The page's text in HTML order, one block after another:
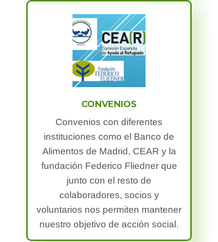
CONVENIOS
Convenios con diferentes
instituciones como el Banco de
Alimentos de Madrid, CEAR y la
fundación Federico Fliedner que
junto con el resto de
colaboradores, socios y
voluntarios nos permiten mantener
nuestro objetivo de acción social.